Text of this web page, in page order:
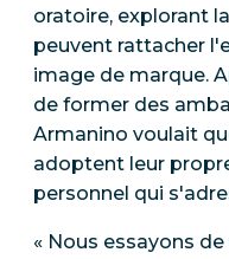
oratoire, explorant
peuvent rattacher
image de marque.
de former des
Armanino voulait
adoptent leur
personnel qui
« Nous essayons